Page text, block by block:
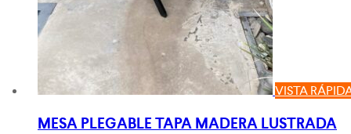
VISTA
MESA PLEGABLE TAPA MADERA LUSTRADA